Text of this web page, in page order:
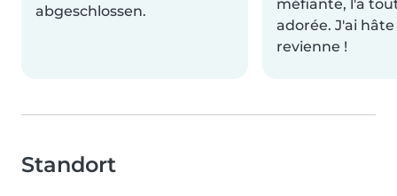
abgeschlossen.
méfiante, l'a
adorée. J'ai
revienne !
Standort